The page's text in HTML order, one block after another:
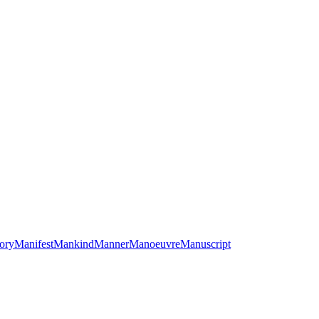
ManifestMankindMannerManoeuvreManuscript